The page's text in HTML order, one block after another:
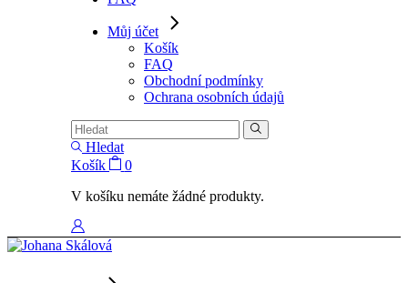
Můj účet
Košík
FAQ
Obchodní podmínky
Ochrana osobních údajů
Hledat
Košík
0
V košíku nemáte žádné produkty.